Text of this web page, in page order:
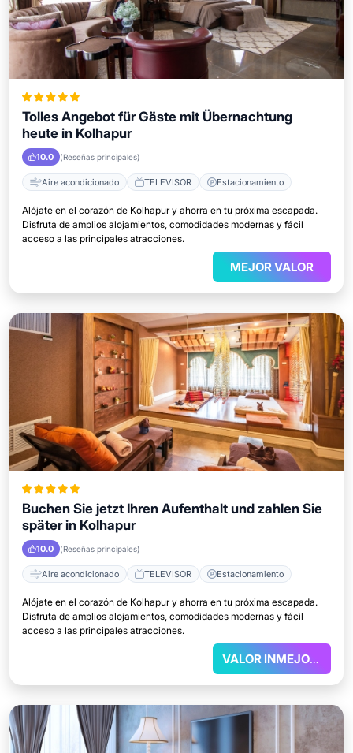
Tolles Angebot für Gäste mit Übernachtung
heute in Kolhapur
10.0 (Reseñas principales)
Aire acondicionado TELEVISOR Estacionamiento
Alójate en el corazón de Kolhapur y ahorra en tu próxima escapada.
Disfruta de amplios alojamientos, comodidades modernas y fácil
acceso a las principales atracciones.
MEJOR VALOR
Buchen Sie jetzt Ihren Aufenthalt und zahlen Sie
später in Kolhapur
10.0 (Reseñas principales)
Aire acondicionado TELEVISOR Estacionamiento
Alójate en el corazón de Kolhapur y ahorra en tu próxima escapada.
Disfruta de amplios alojamientos, comodidades modernas y fácil
acceso a las principales atracciones.
VALOR INMEJORABLE